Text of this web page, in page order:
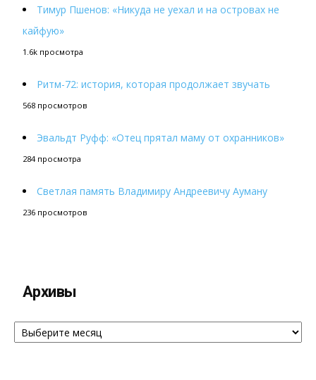
Тимур Пшенов: «Никуда не уехал и на островах не
кайфую»
1.6k просмотра
Ритм-72: история, которая продолжает звучать
568 просмотров
Эвальдт Руфф: «Отец прятал маму от охранников»
284 просмотра
Светлая память Владимиру Андреевичу Ауману
236 просмотров
Архивы
Архивы